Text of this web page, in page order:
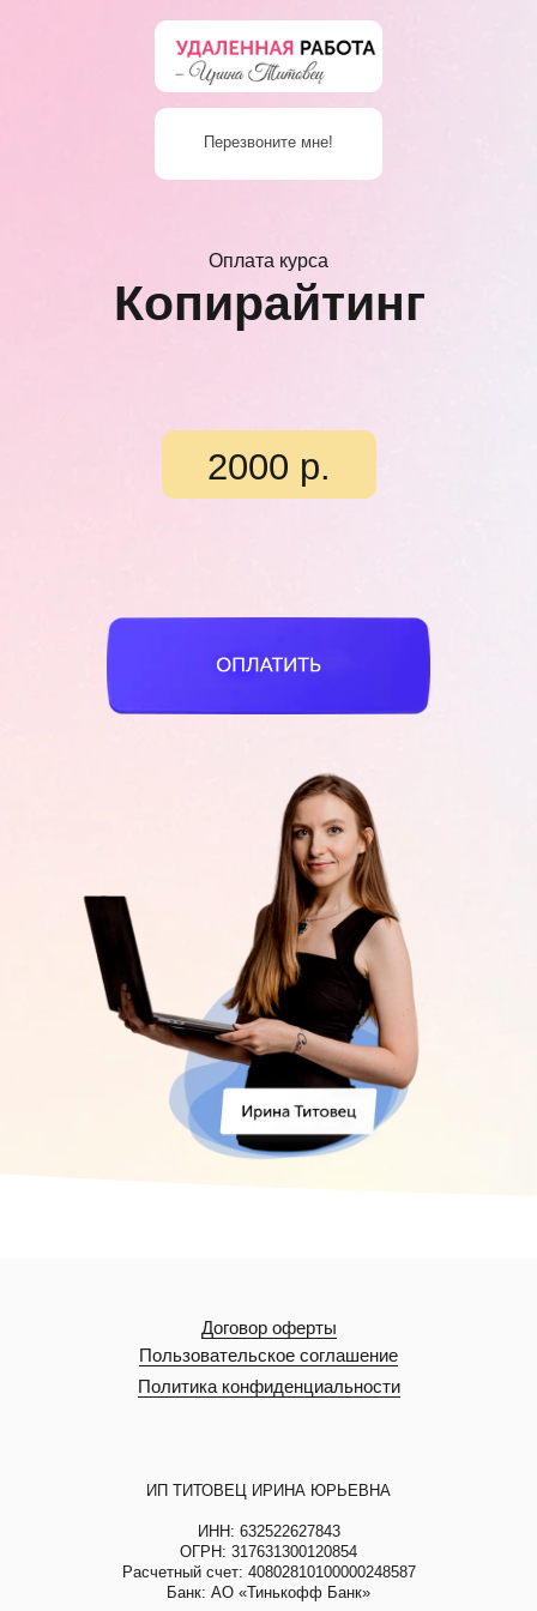
Копирайтинг
Перезвоните мне!
Оплата курса
2000 р.
Договор оферты
Политика конфиденциальности
Пользовательское соглашение
ИП ТИТОВЕЦ ИРИНА ЮРЬЕВНА
ИНН: 632522627843
ОГРН: 317631300120854
Расчетный счет: 40802810100000248587
Банк: АО «Тинькофф Банк»